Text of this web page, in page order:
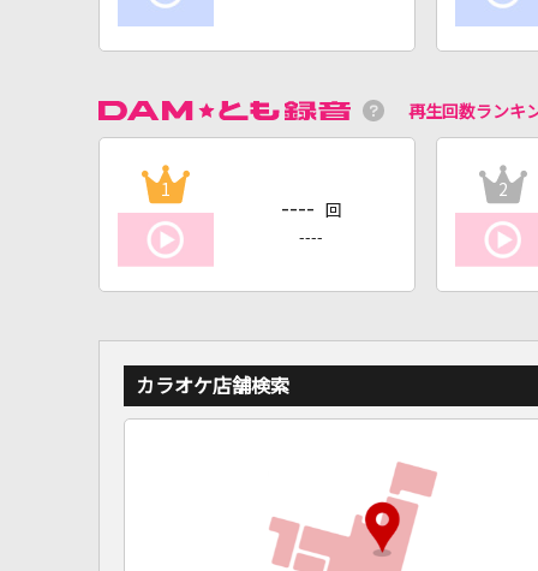
再生回数ランキ
1
---- 回
----
2
カラオケ店舗検索